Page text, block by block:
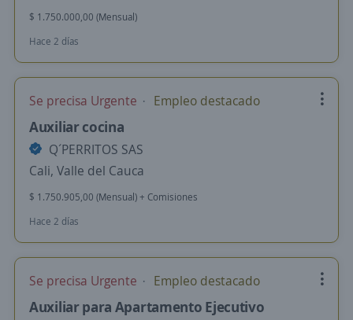
$ 1.750.000,00 (Mensual)
Hace 2 días
Se precisa Urgente Empleo destacado
Auxiliar cocina
Q´PERRITOS SAS
Cali, Valle del Cauca
$ 1.750.905,00 (Mensual) + Comisiones
Hace 2 días
Se precisa Urgente Empleo destacado
Auxiliar para Apartamento Ejecutivo